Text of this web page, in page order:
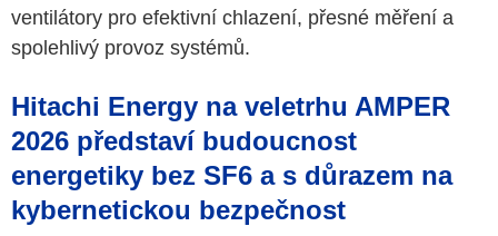
ventilátory pro efektivní chlazení, přesné měření a
spolehlivý provoz systémů.
Hitachi Energy na veletrhu AMPER
2026 představí budoucnost
energetiky bez SF6 a s důrazem na
kybernetickou bezpečnost